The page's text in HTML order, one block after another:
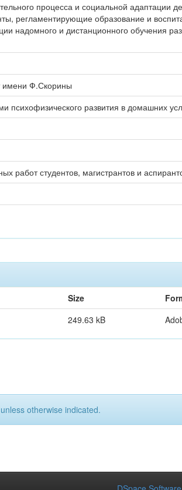
процесса и социальной адаптации
регламентирующие образование и
надомного и дистанционного обучения
имени Ф.Скорины
психофизического развития в домашних
работ студентов, магистрантов и
Size
249.63 kB
otherwise indicated.